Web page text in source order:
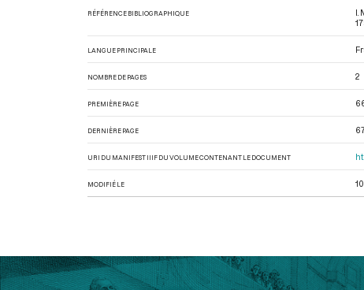
RÉFÉRENCE BIBLIOGRAPHIQUE
I.
LANGUE PRINCIPALE
NOMBRE DE PAGES 2
PREMIÈRE PAGE
DERNIÈRE PAGE
URI DU MANIFEST IIIF DU VOLUME CONTENANT LE DOCUMENT
MODIFIÉ LE